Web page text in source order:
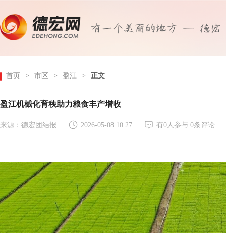
首页 > 市区 > 盈江 > 正文
盈江机械化育秧助力粮食丰产增收
来源：德宏团结报 2026-05-08 10:27 有0人参与 0条评论